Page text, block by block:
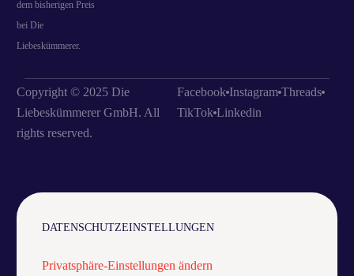
dem bisherigen Preis
bei Die
Liebeskümmerer.
Copyright © 2025 Die
Liebeskümmerer GmbH. All
rights reserved.
Facebook Instagram Threads
TikTok Linkedin
DATENSCHUTZEINSTELLUNGEN
Privatsphäre-Einstellungen ändern